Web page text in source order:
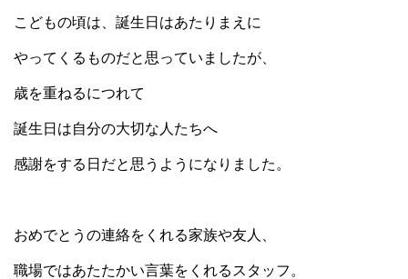
こどもの頃は、誕生日はあたりまえに
やってくるものだと思っていましたが、
歳を重ねるにつれて
誕生日は自分の大切な人たちへ
感謝をする日だと思うようになりました。
おめでとうの連絡をくれる家族や友人、
職場ではあたたかい言葉をくれるスタッフ。